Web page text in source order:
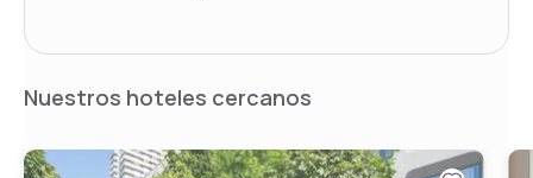
Nuestros hoteles cercanos